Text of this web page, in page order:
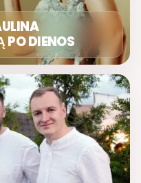
PO DIENOS